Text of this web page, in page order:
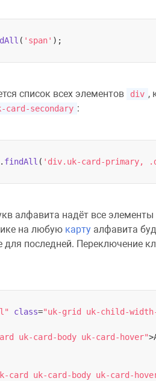
( 'span'
список всех элементов div ,
card-secondary :
findAll ( 'div.uk-card-primary,
алфавита надёт все элементы
на любую карту алфавита
для последней. Переключение
class="uk-grid uk-child-
uk-card-body uk-card-hover">
card uk-card-body uk-card-